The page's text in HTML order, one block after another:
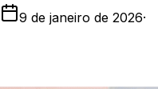
9 de janeiro de 2026·